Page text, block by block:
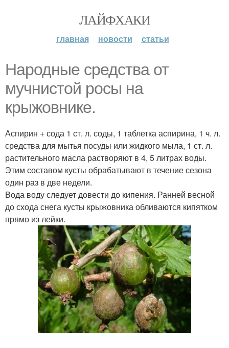
ЛАЙФХАКИ
главная новости статьи
Народные средства от
мучнистой росы на
крыжовнике.
Аспирин + сода 1 ст. л. соды, 1 таблетка аспирина, 1 ч. л.
средства для мытья посуды или жидкого мыла, 1 ст. л.
растительного масла растворяют в 4, 5 литрах воды.
Этим составом кусты обрабатывают в течение сезона
один раз в две недели.
Вода воду следует довести до кипения. Ранней весной
до схода снега кусты крыжовника обливаются кипятком
прямо из лейки.